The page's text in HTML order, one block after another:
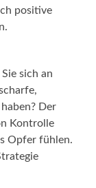
positive
sich an
Der
Kontrolle
Opfer fühlen.